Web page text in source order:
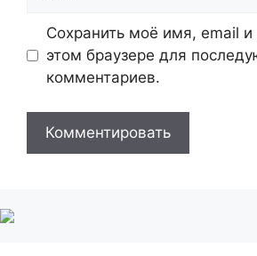
Сохранить моё имя, email и
этом браузере для
комментариев.